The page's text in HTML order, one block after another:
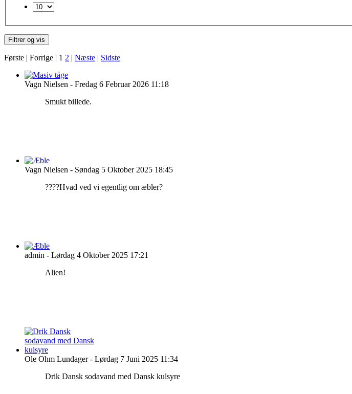
Første | Forrige | 1 2 | Næste | Sidste
Vagn Nielsen - Fredag 6 Februar 2026 11:18
Smukt billede.
Vagn Nielsen - Søndag 5 Oktober 2025 18:45
????Hvad ved vi egentlig om æbler?
admin - Lørdag 4 Oktober 2025 17:21
Alien!
Ole Ohm Lundager- Lørdag 7 Juni 2025 11:34
Drik Dansk sodavand med Dansk kulsyre